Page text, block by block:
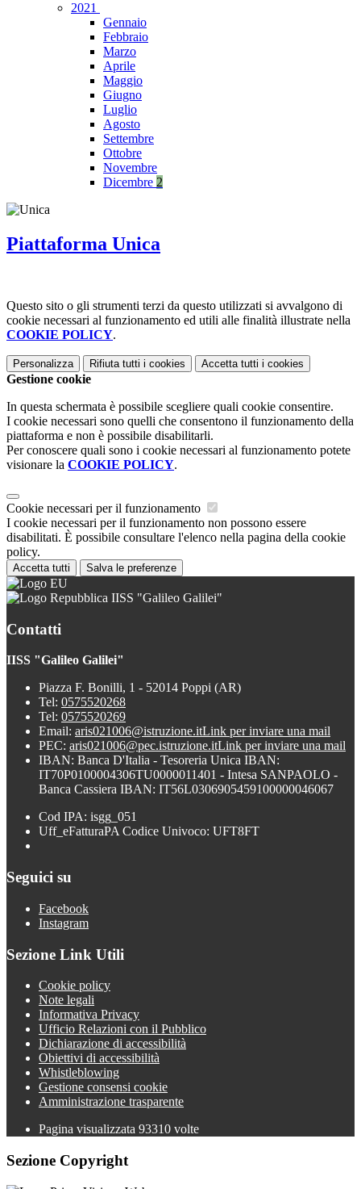
2021
Gennaio
Febbraio
Marzo
Aprile
Maggio
Giugno
Luglio
Agosto
Settembre
Ottobre
Novembre
Dicembre 2
Piattaforma Unica
Questo sito o gli strumenti terzi da questo utilizzati si avvalgono di
cookie necessari al funzionamento ed utili alle finalità illustrate nella
COOKIE POLICY.
Personalizza Rifiuta tutti i cookies Accetta tutti i cookies
Gestione cookie
In questa schermata è possibile scegliere quali cookie consentire.
I cookie necessari sono quelli che consentono il funzionamento della
piattaforma e non è possibile disabilitarli.
Per conoscere quali sono i cookie necessari al funzionamento potete
visionare la COOKIE POLICY.
Cookie necessari per il funzionamento
I cookie necessari per il funzionamento non possono essere
disabilitati. È possibile consultare l'elenco nella pagina della cookie
policy.
Accetta tutti Salva le preferenze
IISS "Galileo Galilei"
Contatti
IISS "Galileo Galilei"
Piazza F. Bonilli, 1 - 52014 Poppi (AR)
Tel: 0575520268
Tel: 0575520269
Email: aris021006@istruzione.itLink per inviare una mail
PEC: aris021006@pec.istruzione.itLink per inviare una mail
IBAN: Banca D'Italia - Tesoreria Unica IBAN:
IT70P0100004306TU0000011401 - Intesa SANPAOLO -
Banca Cassiera IBAN: IT56L0306905459100000046067
Cod IPA: isgg_051
Uff_eFatturaPA Codice Univoco: UFT8FT
Seguici su
Facebook
Instagram
Sezione Link Utili
Cookie policy
Note legali
Informativa Privacy
Ufficio Relazioni con il Pubblico
Dichiarazione di accessibilità
Obiettivi di accessibilità
Whistleblowing
Gestione consensi cookie
Amministrazione trasparente
Pagina visualizzata 93310 volte
Sezione Copyright